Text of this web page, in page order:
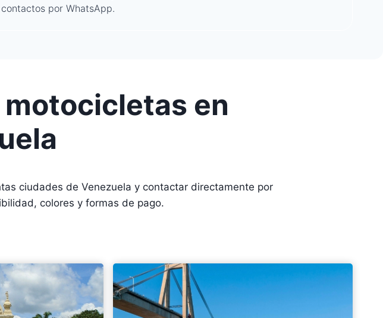
por WhatsApp.
en
ciudades de Venezuela y contactar directamente por
colores y formas de pago.